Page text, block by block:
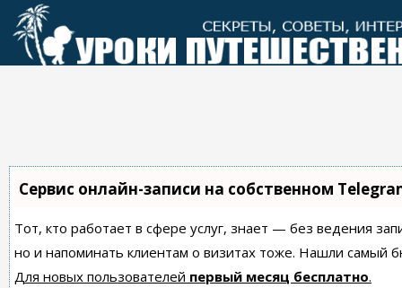
Перейти
контенту
Сервис онлайн-записи на собственном
Тот, кто работает в сфере услуг, знает — без ведения
но и напоминать клиентам о визитах тоже. Нашли самый
Для новых пользователей первый месяц бесплатно.